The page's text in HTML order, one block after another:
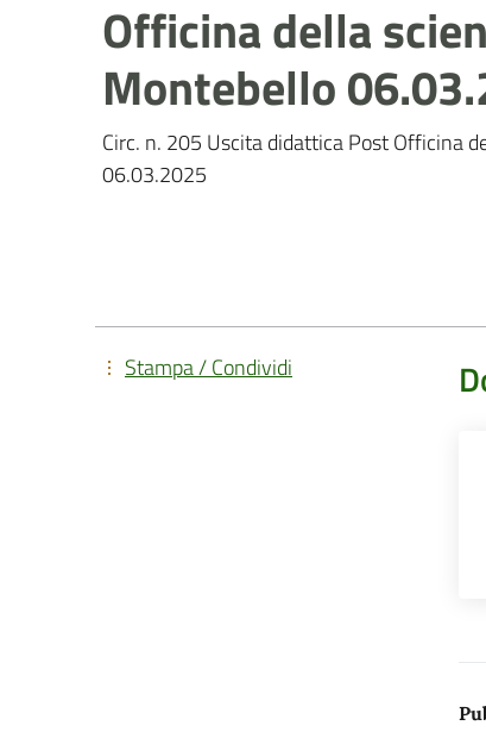
Officina della
Montebello
Circ. n. 205 Uscita didattica Post Officina
06.03.2025
Stampa / Condividi